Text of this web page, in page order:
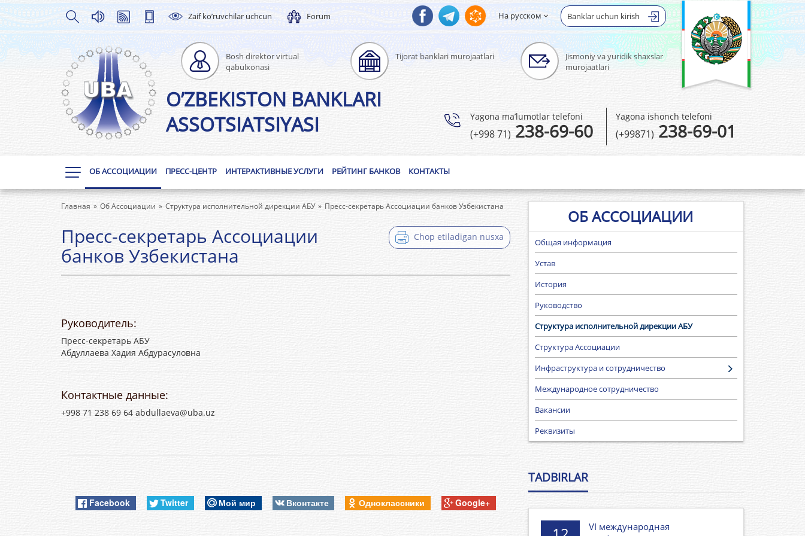
Zaif ko’ruvchilar uchcun Forum Banklar uchun kirish
На русском
Bosh direktor virtual
qabulxonasi
Tijorat banklari murojaatlari
Jismoniy va yuridik shaxslar
murojaatlari
O’ZBEKISTON BANKLARI
ASSOTSIATSIYASI
Yagona ma’lumotlar telefoni
(+998 71)238-69-60
Yagona ishonch telefoni
(+99871) 238-69-01
ОБ АССОЦИАЦИИ ПРЕСС-ЦЕНТР ИНТЕРАКТИВНЫЕ УСЛУГИ РЕЙТИНГ БАНКОВ КОНТАКТЫ
Главная Об Ассоциации Структура исполнительной дирекции АБУ Пресс-секретарь Ассоциации банков Узбекистана
Chop etiladigan nusxa
Пресс-секретарь Ассоциации
банков Узбекистана
Руководитель:
Пресс-секретарь АБУ
Абдуллаева Хадия Абдурасуловна
Контактные данные:
+998 71 238 69 64 abdullaeva@uba.uz
Facebook Twitter Мой мир Вконтакте Одноклассники Google+
ОБ АССОЦИАЦИИ
Общая информация
Устав
История
Руководство
Структура исполнительной дирекции АБУ
Структура Ассоциации
Инфраструктура и сотрудничество
Международное сотрудничество
Вакансии
Реквизиты
TADBIRLAR
VI международная